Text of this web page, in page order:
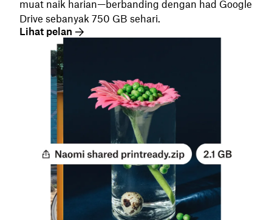
muat naik harian—berbanding dengan had Google
Drive sebanyak 750 GB sehari.
Lihat pelan